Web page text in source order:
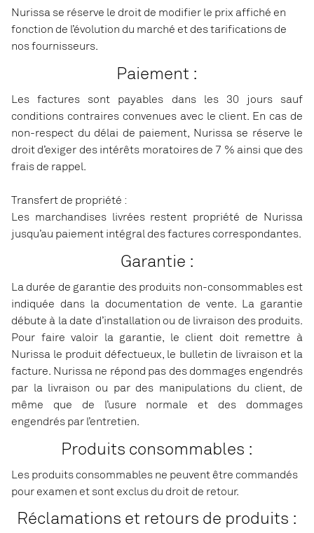
Nurissa se réserve le droit de modifier le prix affiché en
fonction de l’évolution du marché et des tarifications de
nos fournisseurs.
Paiement :
Les factures sont payables dans les 30 jours sauf
conditions contraires convenues avec le client. En cas de
non-respect du délai de paiement, Nurissa se réserve le
droit d’exiger des intérêts moratoires de 7 % ainsi que des
frais de rappel.
Transfert de propriété :
Les marchandises livrées restent propriété de Nurissa
jusqu’au paiement intégral des factures correspondantes.
Garantie :
La durée de garantie des produits non-consommables est
indiquée dans la documentation de vente. La garantie
débute à la date d’installation ou de livraison des produits.
Pour faire valoir la garantie, le client doit remettre à
Nurissa le produit défectueux, le bulletin de livraison et la
facture. Nurissa ne répond pas des dommages engendrés
par la livraison ou par des manipulations du client, de
même que de l’usure normale et des dommages
engendrés par l’entretien.
Produits consommables :
Les produits consommables ne peuvent être commandés
pour examen et sont exclus du droit de retour.
Réclamations et retours de produits :